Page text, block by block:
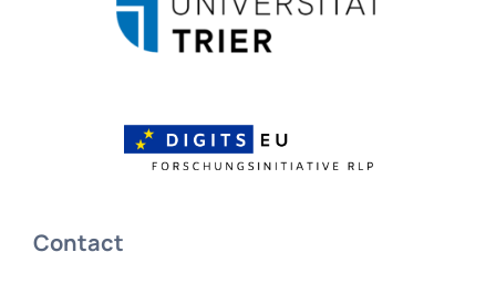
Contact